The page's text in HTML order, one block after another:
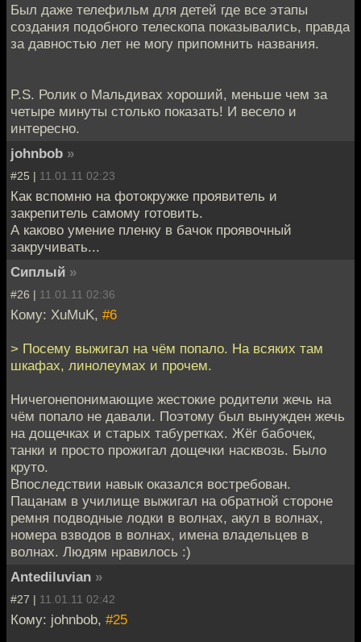
Был даже телефильм для детей где все этапы
создания подобного телескопа показывались, правда
за давностью лет не могу припомнить названия.
P.S. Ролик о Мальдивах хороший, меньше чем за
четыре минуты столько показать! И весело и
интересно.
johnbob »
#25 | 11.01.11 02:23
Как вспомню на фотокружке проявитель и
закрепитель самому готовить.
А каково умение пленку в бачок проявочный
закручивать...
Сиплый »
#26 | 11.01.11 02:36
Кому: XuMuK, #6
> Посему выжигал на чём попало. На всяких там
шкафах, линолеумах и прочем.
Ничегонепонимающие жестокие родители жечь на
чём попало не давали. Поэтому был вынужден жечь
на дощечках и старых табуретках. Жёг бабочек,
танки и просто прожигал дощечки насквозь. Было
круто.
Впоследствии навык оказался востребован.
Пацанам в училище выжигал на обратной стороне
ремня подводные лодки в волнах, акул в волнах,
номера взводов в волнах, имена владельцев в
волнах. Людям нравилось :)
Antediluvian »
#27 | 11.01.11 02:42
Кому: johnbob, #25